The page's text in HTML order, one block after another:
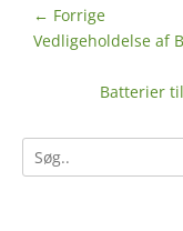
Indlægsnavigation
← Forrige
Forrige
Vedligeholdelse af
Batterier
Søg
efter: